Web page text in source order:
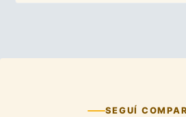
SEGUÍ